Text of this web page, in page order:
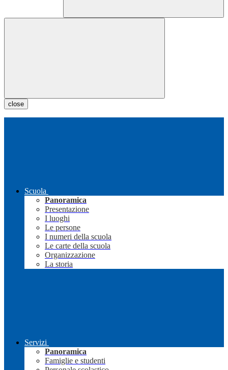
close
Scuola
Panoramica
Presentazione
I luoghi
Le persone
I numeri della scuola
Le carte della scuola
Organizzazione
La storia
Servizi
Panoramica
Famiglie e studenti